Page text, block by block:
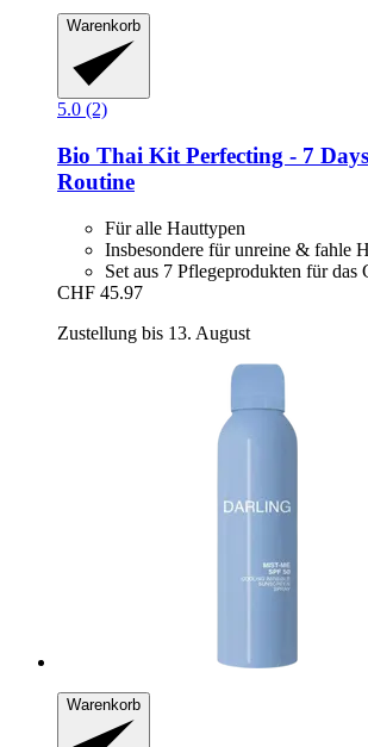
Warenkorb
5.0 (2)
Bio Thai Kit Perfecting -​ 7
Routine
Für alle Hauttypen
Insbesondere für unreine & fahle
Set aus 7 Pflegeprodukten für das
CHF 45.97
Zustellung bis 13. August
Warenkorb